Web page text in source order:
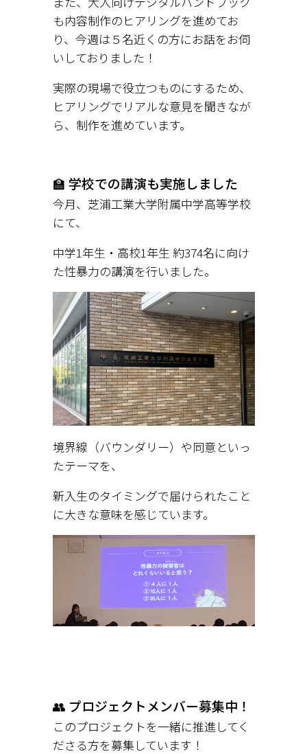
も内容制作のヒアリングを進めてお
り、今週は５名近くの方にお話をお伺
いしておりました！
実際の現場で役立つものにするため、
ヒアリングでリアルな意見を聞きなが
ら、制作を進めています。
🏫 学校での講演も実施しました
今月、芝浦工業大学附属中学高等学校
にて、
中学1年生・高校1年生 約374名に向け
た性暴力の講演を行いました。
境界線（バウンダリー）や同意といっ
たテーマを、
新入生のタイミングで届けられたこと
に大きな意味を感じています。
👥 プロジェクトメンバー募集中！
このプロジェクトを一緒に推進してく
ださる方を募集しています！